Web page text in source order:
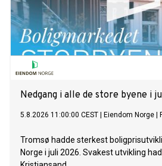
Nedgang i alle de store byene i
5.8.2026 11:00:00 CEST Eiendom Norge
Tromsø hadde sterkest
Norge i juli 2026. Svakest utvikling